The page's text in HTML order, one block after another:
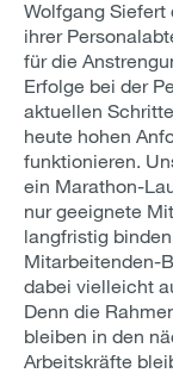
Wolfgang Siefert
ihrer
für die
Erfolge bei der
aktuellen
heute hohen
funktionieren.
ein Marathon-
nur geeignete
langfristig
Mitarbeitenden-
dabei vielleicht
Denn die
bleiben in den
Arbeitskräfte